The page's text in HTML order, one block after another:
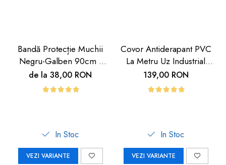
Bandă Protecție Muchii
Negru-Galben 90cm |
Carboysafety
de la 38,00 RON
In Stoc
VEZI VARIANTE
Covor Antiderapant PVC
La Metru Uz Industrial
Hoteluri | Carboysafety
139,00 RON
In Stoc
VEZI VARIANTE